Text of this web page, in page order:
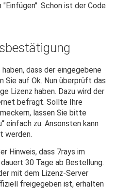
Schon ist der Code
dass der eingegebene
Sie auf Ok. Nun überprüft das
Lizenz haben. Dazu wird der
befragt. Sollte Ihre
lassen Sie bitte
einfach zu. Ansonsten kann
werden.
Hinweis, dass 7rays im
30 Tage ab Bestellung.
mit dem Lizenz-Server
freigegeben ist, erhalten